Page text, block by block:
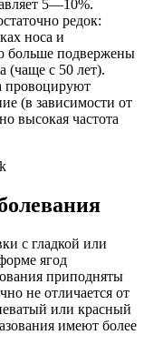
5—10%.
редок:
носа и
больше подвержены
(чаще с 50 лет).
провоцируют
(в зависимости от
высокая частота
с гладкой или
ягод
приподняты
не отличается от
или красный
имеют более